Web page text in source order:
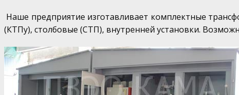
Наше предприятие изготавливает комплектные
(КТПу), столбовые (СТП), внутренней установки.